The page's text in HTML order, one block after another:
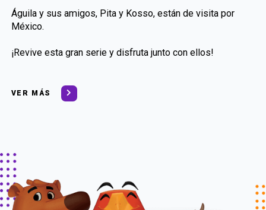
Águila y sus amigos, Pita y Kosso, están de visita por
México.
¡Revive esta gran serie y disfruta junto con ellos!
VER MÁS